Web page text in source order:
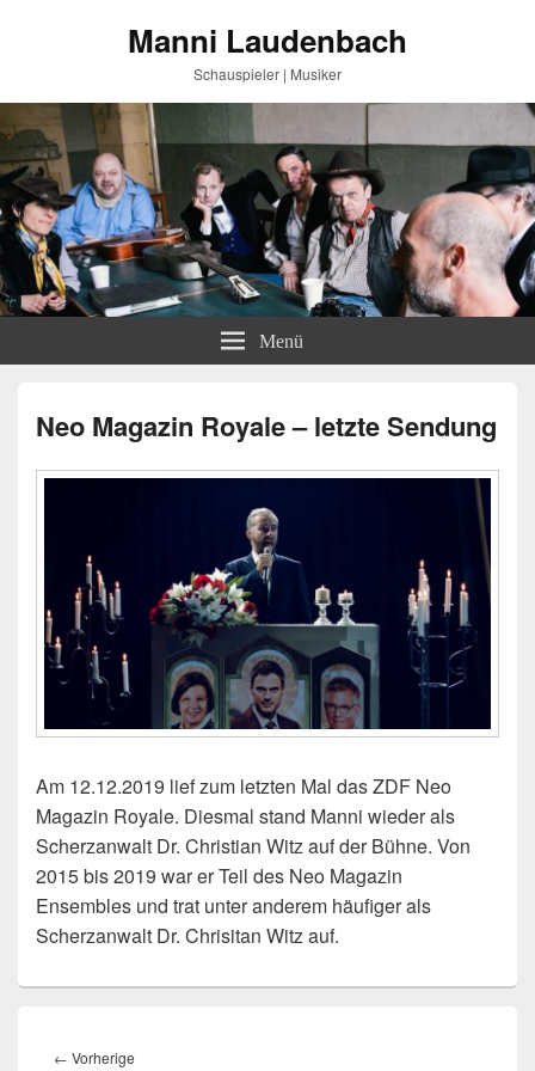
Manni Laudenbach
Schauspieler | Musiker
Menü
Neo Magazin Royale – letzte Sendung
Am 12.12.2019 lief zum letzten Mal das ZDF Neo
Magazin Royale. Diesmal stand Manni wieder als
Scherzanwalt Dr. Christian Witz auf der Bühne. Von
2015 bis 2019 war er Teil des Neo Magazin
Ensembles und trat unter anderem häufiger als
Scherzanwalt Dr. Chrisitan Witz auf.
← Vorherige